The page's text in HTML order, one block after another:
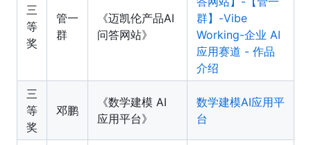
三
等
奖
管一
群
《迈凯伦产品AI
问答网站》
群】-Vibe
Working-企业 AI
应用赛道 - 作品
介绍
三
等
奖
邓鹏
《数学建模 AI
应用平台》
数学建模AI应用平
台